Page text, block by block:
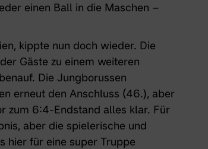
einen Ball in die Maschen –
kippte nun doch wieder. Die
Gäste zu einem weiteren
Die Jungborussen
erneut den Anschluss (46.), aber
zum 6:4-Endstand alles klar. Für
aber die spielerische und
hier für eine super Truppe